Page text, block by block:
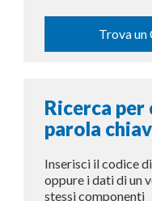
Trova un
Ricerca
parola
Inserisci il codice
oppure i dati di un
stessi componenti